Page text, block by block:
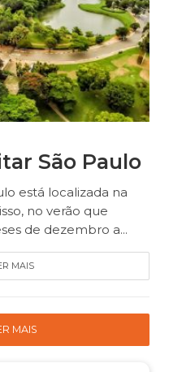
São Paulo
está localizada na
no verão que
de dezembro a...
MAIS
MAIS